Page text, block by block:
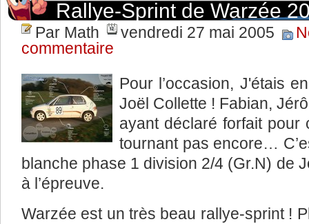
Rallye-Sprint de Warzée
Par Math vendredi 27 mai 2005
commentaire
Pour l’occasion, J'étais
Joël Collette ! Fabian,
ayant déclaré forfait pour
tournant pas encore…
blanche phase 1 division 2/4 (Gr.N) de
à l’épreuve.
Warzée est un très beau rallye-sprint !